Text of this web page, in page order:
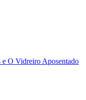
e O Vidreiro Aposentado